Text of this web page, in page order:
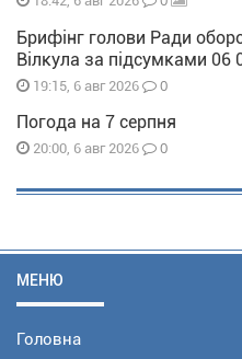
Брифінг голови Ради
Вілкула за підсумками 06
19:15, 6 авг 2026 0
Погода на 7 серпня
20:00, 6 авг 2026 0
МЕНЮ
Головна